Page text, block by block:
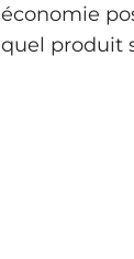
économie
quel produit